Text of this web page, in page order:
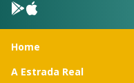
Home
A Estrada Real